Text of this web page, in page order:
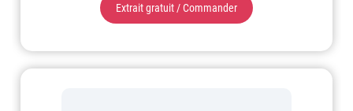
Extrait gratuit / Commander